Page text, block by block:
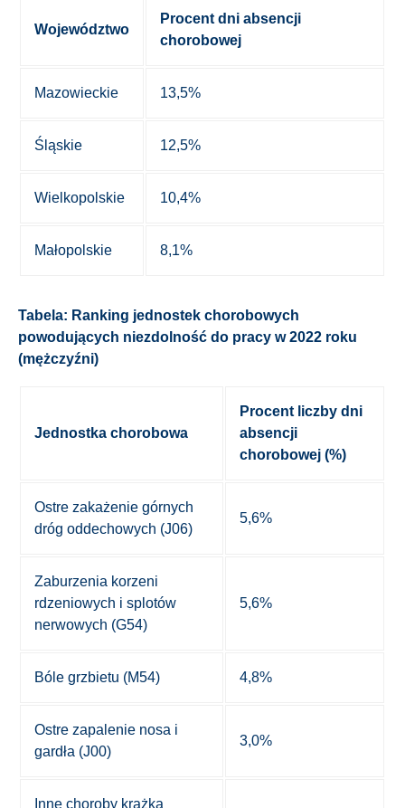
Województwo
Procent dni absencji
chorobowej
Mazowieckie 13,5%
Śląskie 12,5%
Wielkopolskie 10,4%
Małopolskie 8,1%
Tabela: Ranking jednostek chorobowych
powodujących niezdolność do pracy w 2022 roku
(mężczyźni)
Jednostka chorobowa
Procent liczby dni
absencji
chorobowej (%)
Ostre zakażenie górnych
dróg oddechowych (J06)
5,6%
Zaburzenia korzeni
rdzeniowych i splotów
nerwowych (G54)
5,6%
Bóle grzbietu (M54) 4,8%
Ostre zapalenie nosa i
gardła (J00)
3,0%
Inne choroby krążka